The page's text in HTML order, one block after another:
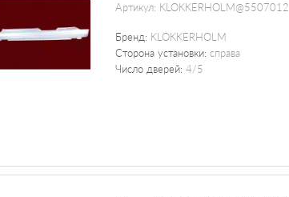
Артикул: KLOKKERHOLM@5507012
Бренд: KLOKKERHOLM
Сторона установки: справа
Число дверей: 4/5